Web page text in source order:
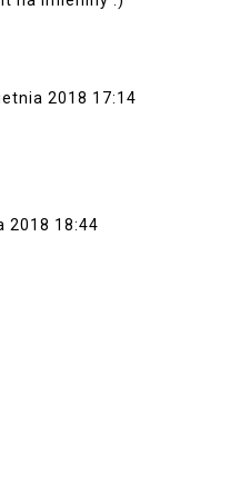
2018 17:14
2018 18:44